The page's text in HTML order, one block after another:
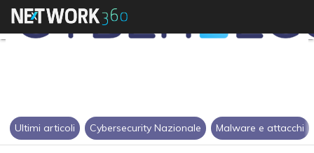
Ultimi articoli Cybersecurity Nazionale Malware e attacchi